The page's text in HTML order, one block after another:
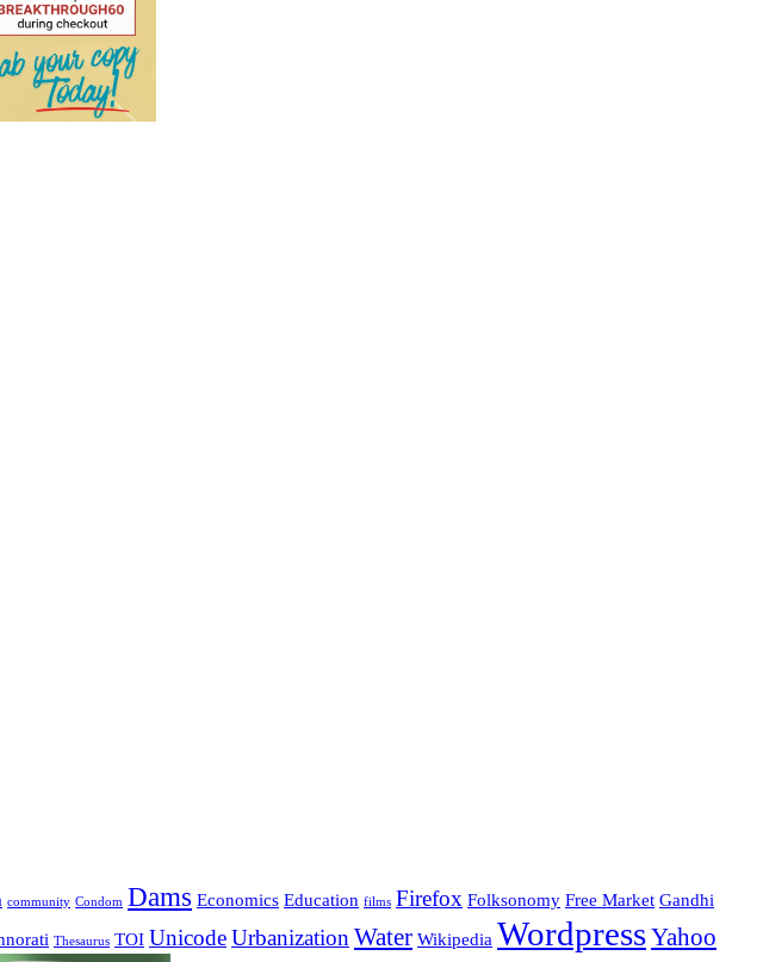
community Condom Dams Economics Education films Firefox Folksonomy Free Market Gandhi
Thesaurus TOI UnicodeUrbanization Water Wikipedia WordpressYahoo